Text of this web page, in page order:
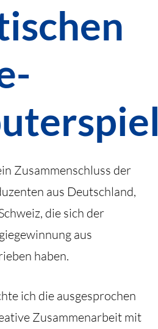
Zusammenschluss der
aus Deutschland,
die sich der
aus
haben.
ich die ausgesprochen
Zusammenarbeit mit